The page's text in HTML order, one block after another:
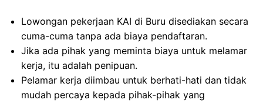
Lowongan pekerjaan KAI di Buru disediakan secara
cuma-cuma tanpa ada biaya pendaftaran.
Jika ada pihak yang meminta biaya untuk melamar
kerja, itu adalah penipuan.
Pelamar kerja diimbau untuk berhati-hati dan tidak
mudah percaya kepada pihak-pihak yang